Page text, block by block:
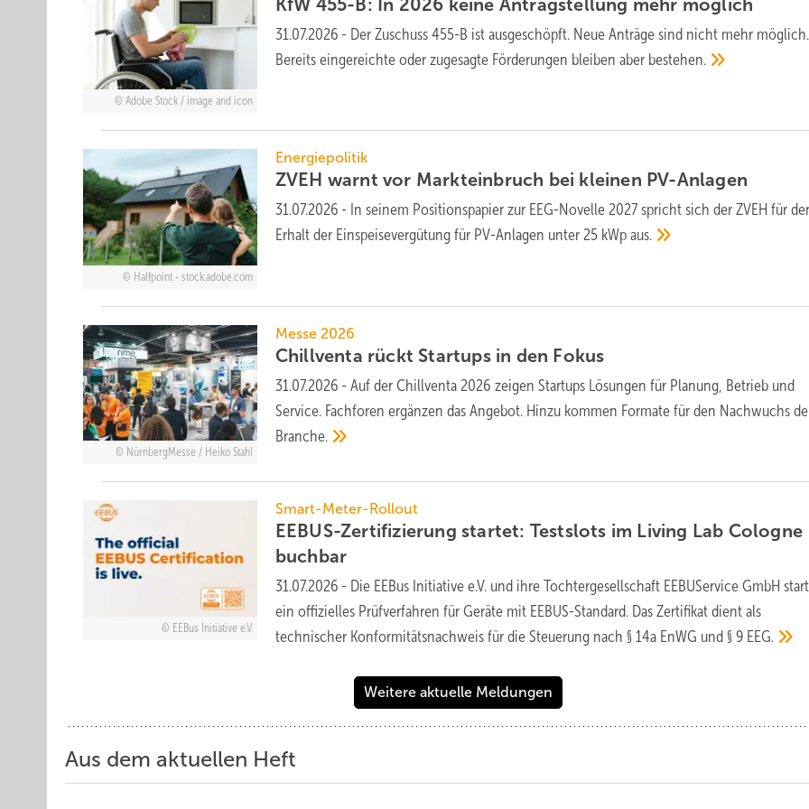
Adobe Stock / image and icon
KfW 455-B: In 2026 keine Antragstellung mehr möglich
31.07.2026 - Der Zuschuss 455-B ist ausgeschöpft. Neue Anträge sind nicht mehr möglich.
Bereits eingereichte oder zugesagte Förderungen bleiben aber bestehen.
Halfpoint - stock.adobe.com
Energiepolitik
ZVEH warnt vor Markt­ein­bruch bei klei­nen PV-Anlagen
31.07.2026 - In seinem Positionspapier zur EEG-Novelle 2027 spricht sich der ZVEH für
Er­halt der Ein­spei­se­ver­gü­tung für PV-Anlagen unter 25 kWp aus.
NürnbergMesse / Heiko Stahl
Messe 2026
Chillventa rückt Startups in den Fokus
31.07.2026 - Auf der Chillventa 2026 zeigen Startups Lösungen für Planung, Betrieb und
Service. Fachforen ergänzen das Angebot. Hinzu kommen Formate für den Nachwuchs
Branche.
EEBus Initiative e.V.
Smart-Meter-Rollout
EEBUS-Zertifizierung startet: Testslots im Living Lab Cologne
buchbar
31.07.2026 - Die EEBus Initiative e.V. und ihre Tochtergesellschaft EEBUService GmbH
ein offizielles Prüfverfahren für Geräte mit EEBUS-Standard. Das Zertifikat dient als
technischer Konformitätsnachweis für die Steuerung nach § 14a EnWG und § 9 EEG.
Weitere aktuelle Meldungen
Aus dem aktuellen Heft